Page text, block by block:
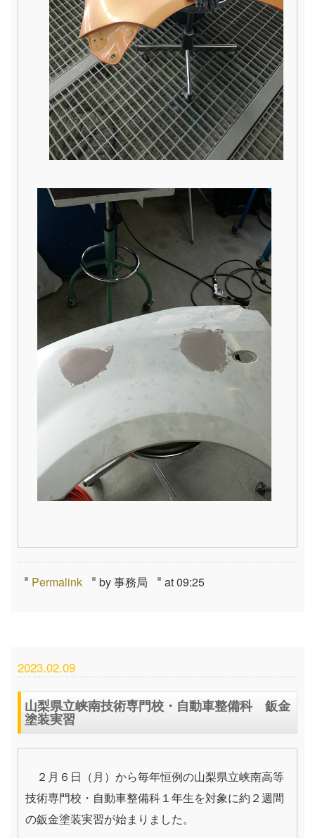
Permalink by 事務局 at 09:25
2023.02.09
山梨県立峡南技術専門校・自動車整備科 鈑金
塗装実習
２月６日（月）から毎年恒例の山梨県立峡南高等
技術専門校・自動車整備科１年生を対象に約２週間
の鈑金塗装実習が始まりました。